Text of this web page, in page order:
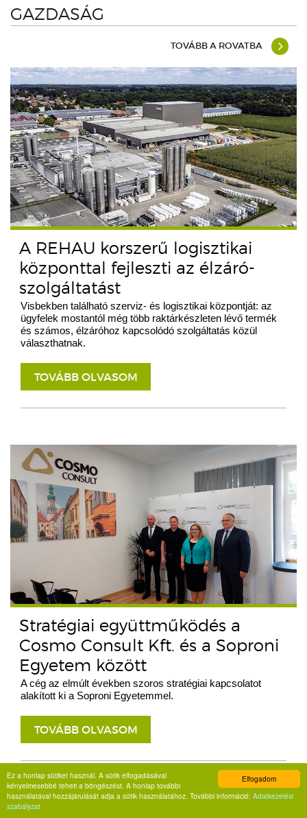
Elfogadom
Ez a honlap sütiket használ. A sütik elfogadásával
kényelmesebbé teheti a böngészést. A honlap további
használatával hozzájárulását adja a sütik használatához. További információ: Adatkezelési
szabályzat
GAZDASÁG
TOVÁBB A ROVATBA
A REHAU korszerű logisztikai
központtal fejleszti az élzáró-
szolgáltatást
Visbekben található szerviz- és logisztikai központját: az
ügyfelek mostantól még több raktárkészleten lévő termék
és számos, élzáróhoz kapcsolódó szolgáltatás közül
választhatnak.
TOVÁBB OLVASOM
Stratégiai együttműködés a
Cosmo Consult Kft. és a Soproni
Egyetem között
A cég az elmúlt években szoros stratégiai kapcsolatot
alakított ki a Soproni Egyetemmel.
TOVÁBB OLVASOM